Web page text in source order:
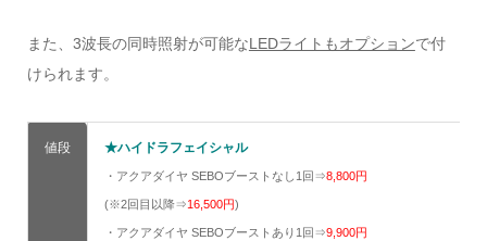
また、3波長の同時照射が可能なLEDライトもオプションで付
けられます。
値段 ★ハイドラフェイシャル
・アクアダイヤ SEBOブーストなし1回⇒8,800円
(※2回目以降⇒16,500円)
・アクアダイヤ SEBOブーストあり1回⇒9,900円